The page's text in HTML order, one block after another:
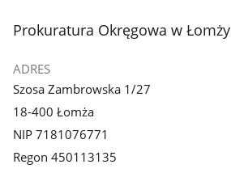
stopka
Prokuratura Okręgowa w Łomży
ADRES
Szosa Zambrowska 1/27
18-400 Łomża
NIP 7181076771
Regon 450113135